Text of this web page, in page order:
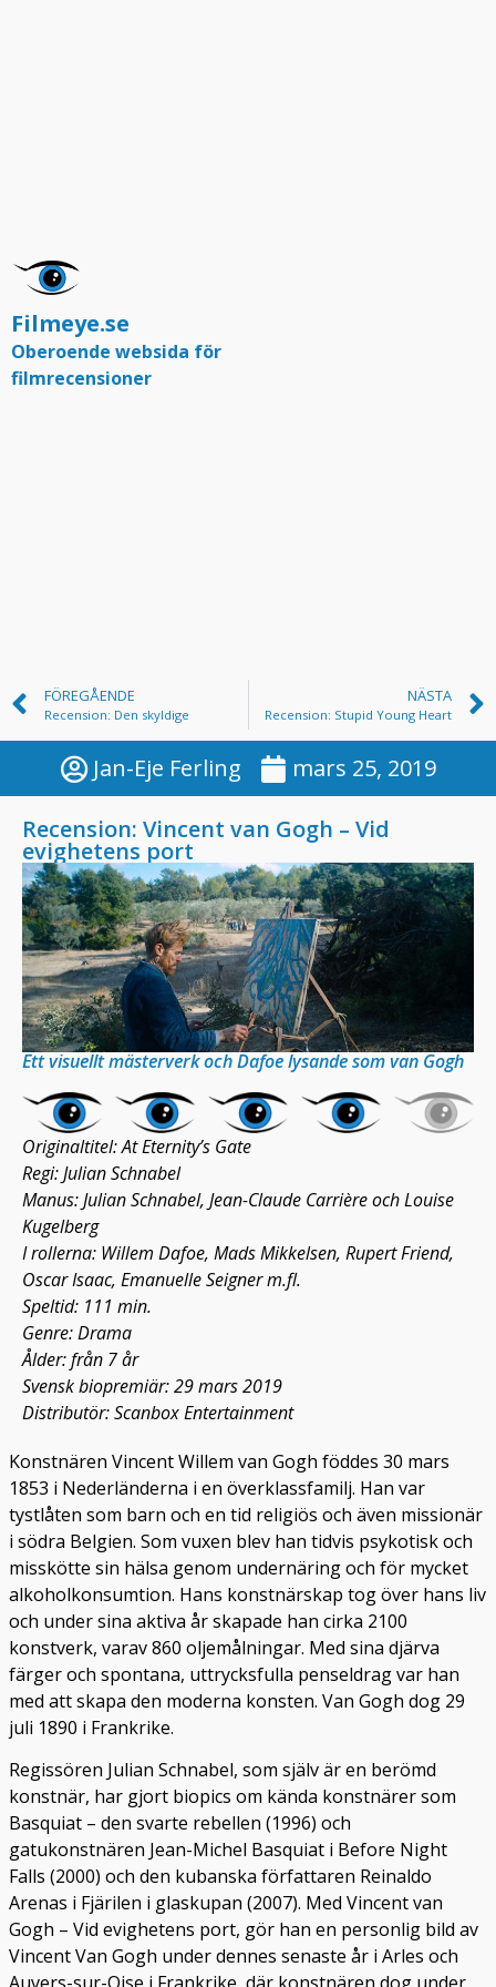
Filmeye.se
Oberoende websida för
filmrecensioner
FÖREGÅENDE
Recension: Den skyldige
NÄSTA
Recension: Stupid Young Heart
Jan-Eje Ferling mars 25, 2019
Recension: Vincent van Gogh – Vid
evighetens port
Ett visuellt mästerverk och Dafoe lysande som van Gogh
Originaltitel: At Eternity’s Gate
Regi: Julian Schnabel
Manus: Julian Schnabel, Jean-Claude Carrière och Louise
Kugelberg
I rollerna: Willem Dafoe, Mads Mikkelsen, Rupert Friend,
Oscar Isaac, Emanuelle Seigner m.fl.
Speltid: 111 min.
Genre: Drama
Ålder: från 7 år
Svensk biopremiär: 29 mars 2019
Distributör: Scanbox Entertainment
Konstnären Vincent Willem van Gogh föddes 30 mars
1853 i Nederländerna i en överklassfamilj. Han var
tystlåten som barn och en tid religiös och även missionär
i södra Belgien. Som vuxen blev han tidvis psykotisk och
misskötte sin hälsa genom undernäring och för mycket
alkoholkonsumtion. Hans konstnärskap tog över hans liv
och under sina aktiva år skapade han cirka 2100
konstverk, varav 860 oljemålningar. Med sina djärva
färger och spontana, uttrycksfulla penseldrag var han
med att skapa den moderna konsten. Van Gogh dog 29
juli 1890 i Frankrike.
Regissören Julian Schnabel, som själv är en berömd
konstnär, har gjort biopics om kända konstnärer som
Basquiat – den svarte rebellen (1996) och
gatukonstnären Jean-Michel Basquiat i Before Night
Falls (2000) och den kubanska författaren Reinaldo
Arenas i Fjärilen i glaskupan (2007). Med Vincent van
Gogh – Vid evighetens port, gör han en personlig bild av
Vincent Van Gogh under dennes senaste år i Arles och